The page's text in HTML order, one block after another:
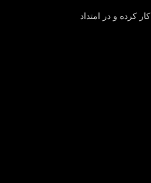
کرده و در امتداد